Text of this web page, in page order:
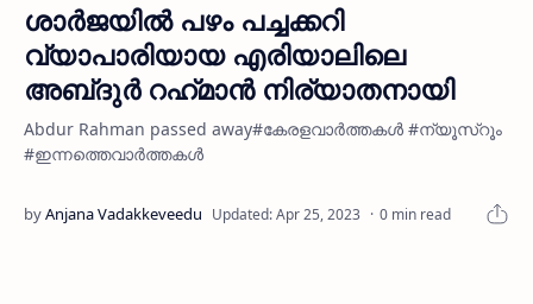
ശാർജയിൽ പഴം പച്ചക്കറി
വ്യാപാരിയായ എരിയാലിലെ
അബ്‍ദുർ റഹ്‌മാൻ നിര്യാതനായി
Abdur Rahman passed away#കേരളവാർത്തകൾ #ന്യൂസ്റൂം
#ഇന്നത്തെവാർത്തകൾ
0 min read